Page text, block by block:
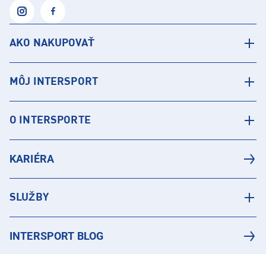
AKO NAKUPOVAŤ
MÔJ INTERSPORT
O INTERSPORTE
KARIÉRA
SLUŽBY
INTERSPORT BLOG